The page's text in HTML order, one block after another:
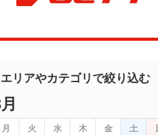
エリアやカテゴリで絞り込む
月 火 水 木 金 土